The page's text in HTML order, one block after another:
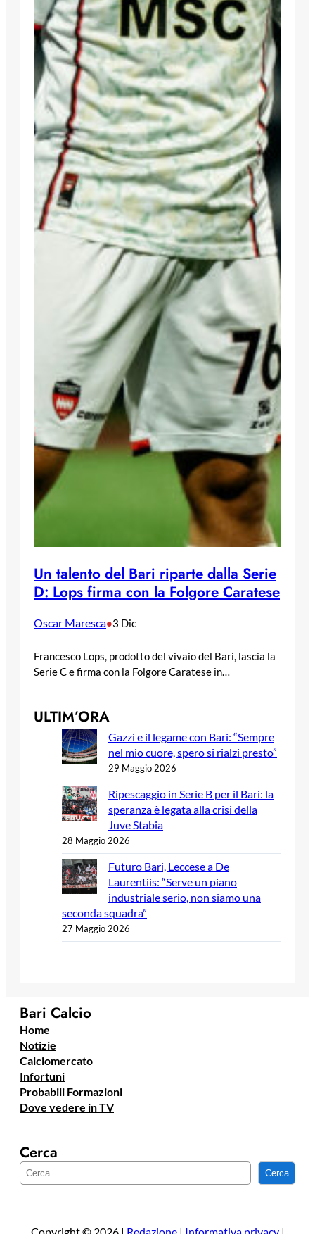
Un talento del Bari riparte dalla Serie
D: Lops firma con la Folgore Caratese
Oscar Maresca•3 Dic
Francesco Lops, prodotto del vivaio del Bari, lascia la
Serie C e firma con la Folgore Caratese in…
ULTIM’ORA
Gazzi e il legame con Bari: “Sempre
nel mio cuore, spero si rialzi presto”
29 Maggio 2026
Ripescaggio in Serie B per il Bari: la
speranza è legata alla crisi della
Juve Stabia
28 Maggio 2026
Futuro Bari, Leccese a De
Laurentiis: “Serve un piano
industriale serio, non siamo una
seconda squadra”
27 Maggio 2026
Bari Calcio
Home
Notizie
Calciomercato
Infortuni
Probabili Formazioni
Dove vedere in TV
Cerca
e
a
Cerca